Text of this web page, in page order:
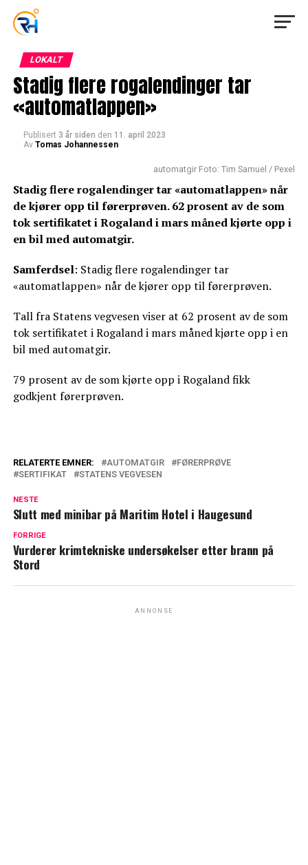
LOKALT
Stadig flere rogalendinger tar
«automatlappen»
Publisert 3 år siden den 11. april 2023
Av Tomas Johannessen
automatgir Foto: Tim Samuel / Pexel
Stadig flere rogalendinger tar «automatlappen» når
de kjører opp til førerprøven. 62 prosent av de som
tok sertifikatet i Rogaland i mars måned kjørte opp i
en bil med automatgir.
Samferdsel: Stadig flere rogalendinger tar
«automatlappen» når de kjører opp til førerprøven.
Tall fra Statens vegvesen viser at 62 prosent av de som
tok sertifikatet i Rogaland i mars måned kjørte opp i en
bil med automatgir.
79 prosent av de som kjørte opp i Rogaland fikk
godkjent førerprøven.
RELATERTE EMNER: AUTOMATGIR
FØRERPRØVE
SERTIFIKAT
STATENS VEGVESEN
NESTE
Slutt med minibar på Maritim Hotel i Haugesund
FORRIGE
Vurderer krimtekniske undersøkelser etter brann på
Stord
ANNONSE